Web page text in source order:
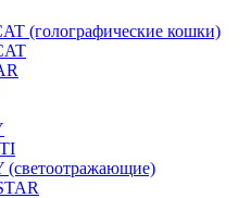
(голографические кошки)